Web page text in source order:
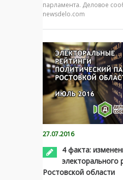
парламента. Деловое
newsdelo.com
27.07.2016
4 факта:
электорального
Ростовской области